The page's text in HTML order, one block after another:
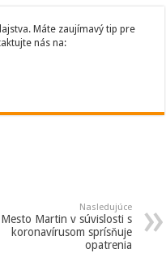
Máte zaujímavý tip pre
nás na:
Nasledujúce
Mesto Martin v súvislosti s
koronavírusom sprísňuje
opatrenia